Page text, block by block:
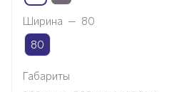
Ширина — 80
80
Габариты